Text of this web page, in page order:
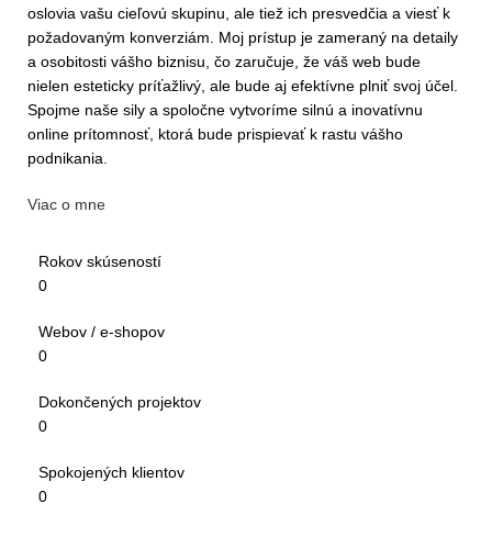
oslovia vašu cieľovú skupinu, ale tiež ich presvedčia a viesť k
požadovaným konverziám. Moj prístup je zameraný na detaily
a osobitosti vášho biznisu, čo zaručuje, že váš web bude
nielen esteticky príťažlivý, ale bude aj efektívne plniť svoj účel.
Spojme naše sily a spoločne vytvoríme silnú a inovatívnu
online prítomnosť, ktorá bude prispievať k rastu vášho
podnikania.
Viac o mne
Rokov skúseností
0
Webov / e-shopov
0
Dokončených projektov
0
Spokojených klientov
0